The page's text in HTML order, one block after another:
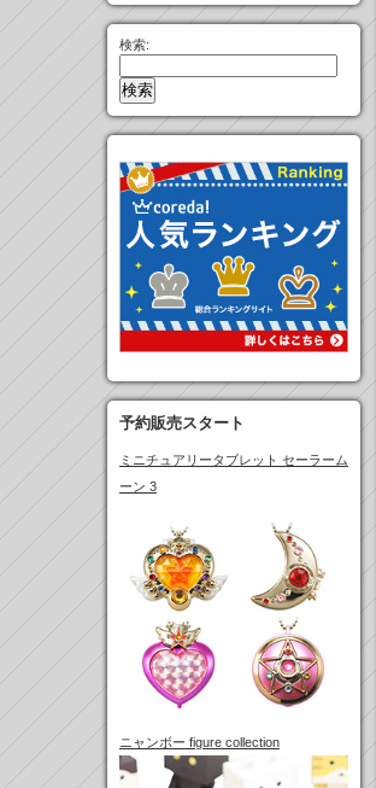
検索:
予約販売スタート
ミニチュアリータブレット セーラーム
ーン 3
ニャンボー figure collection